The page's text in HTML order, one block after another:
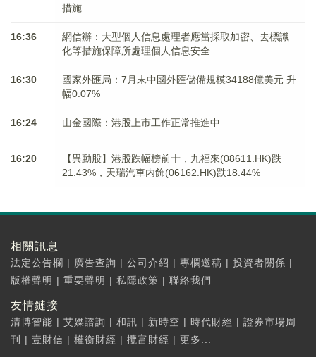
措施
16:36
網信辦：大型個人信息處理者應當採取加密、去標識
化等措施保障所處理個人信息安全
16:30
國家外匯局：7月末中國外匯儲備規模34188億美元 升
幅0.07%
16:24 山金國際：港股上市工作正常推進中
16:20
【異動股】港股跌幅榜前十，九福來(08611.HK)跌
21.43%，天瑞汽車内飾(06162.HK)跌18.44%
相關訊息
法定公告欄 | 廣告查詢 | 公司介紹 | 專欄邀稿 | 投資者關係 |
版權聲明 | 重要聲明 | 私隱政策 | 聯絡我們
友情鏈接
清博智能 | 艾媒諮詢 | 和訊 | 新時空 | 時代財經 | 證券市場周
刊
| 壹財信 | 權衡財經 | 攬富財經 | 更多...